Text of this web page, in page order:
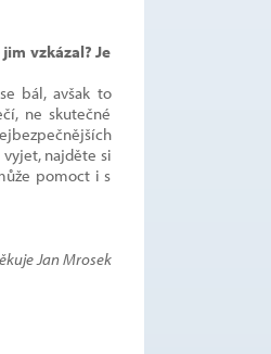
vzkázal? Je
bál, avšak to
ne skutečné
najděte si
pomoct i s
Jan Mrosek